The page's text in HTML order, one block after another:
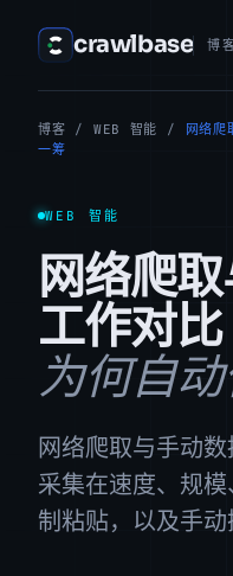
crawlbase 博
博客 / WEB 智能 /
网络爬
一筹
WEB 智能
网络爬
工作对比
为何自
网络爬取与手动
采集在速度、规
制粘贴，以及手动